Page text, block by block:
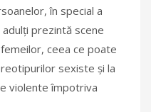
în special a
prezintă scene
ceea ce poate
sexiste și la
violente împotriva